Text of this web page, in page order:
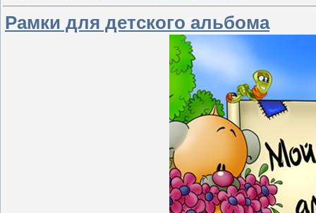
Рамки для детского альбома